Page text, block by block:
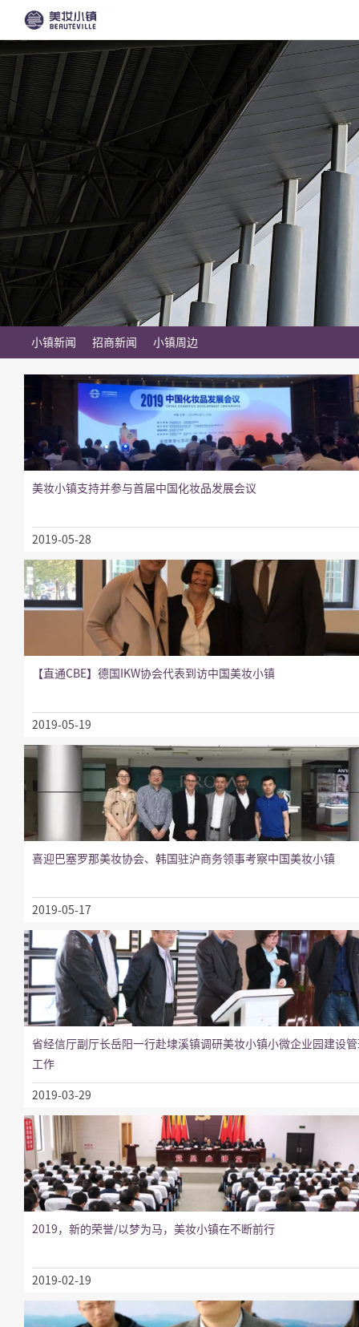
小镇新闻 招商新闻 小镇周边
美妆小镇支持并参与首届中国化妆品发展会议
2019-05-28
【直通CBE】德国IKW协会代表到访中国美妆小镇
2019-05-19
喜迎巴塞罗那美妆协会、韩国驻沪商务领事考察中国美妆小镇
2019-05-17
省经信厅副厅长岳阳一行赴埭溪镇调研美妆小镇小微企业园建设管
工作
2019-03-29
2019，新的荣誉/以梦为马，美妆小镇在不断前行
2019-02-19